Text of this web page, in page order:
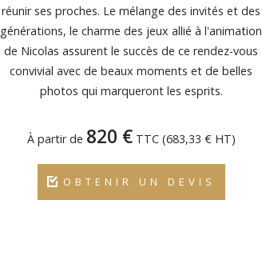
réunir ses proches. Le mélange des invités et des
générations, le charme des jeux allié à l'animation
de Nicolas assurent le succès de ce rendez-vous
convivial avec de beaux moments et de belles
photos qui marqueront les esprits.
À partir de 820 €TTC (683,33 € HT)
OBTENIR UN DEVIS